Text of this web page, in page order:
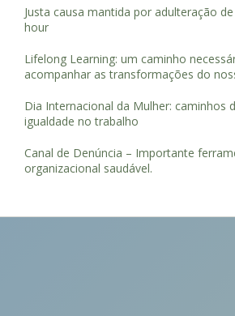
Justa causa mantida por adulteração
hour
Lifelong Learning: um caminho
acompanhar as transformações do
Dia Internacional da Mulher: caminhos
igualdade no trabalho
Canal de Denúncia – Importante
organizacional saudável.